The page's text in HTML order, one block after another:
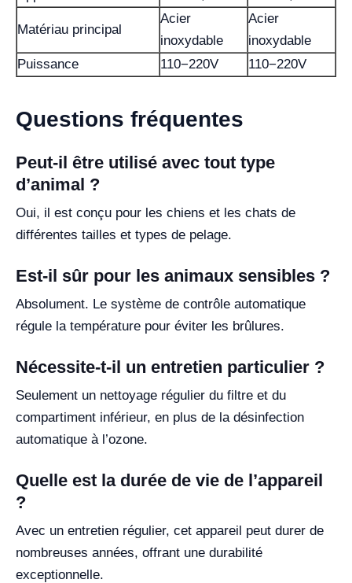
Matériau principal
Acier
inoxydable
Acier
inoxydable
Puissance
110−220V 110−220V
Questions fréquentes
Peut-il être utilisé avec tout type
d’animal ?
Oui, il est conçu pour les chiens et les chats de
différentes tailles et types de pelage.
Est-il sûr pour les animaux sensibles ?
Absolument. Le système de contrôle automatique
régule la température pour éviter les brûlures.
Nécessite-t-il un entretien particulier ?
Seulement un nettoyage régulier du filtre et du
compartiment inférieur, en plus de la désinfection
automatique à l’ozone.
Quelle est la durée de vie de l’appareil
?
Avec un entretien régulier, cet appareil peut durer de
nombreuses années, offrant une durabilité
exceptionnelle.